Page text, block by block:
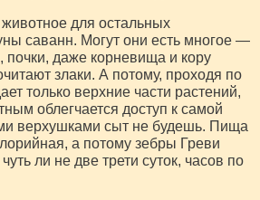
для остальных
саванн. Могут они есть многое —
почки, даже корневища и кору
злаки. А потому, проходя по
только верхние части растений,
облегчается доступ к самой
верхушками сыт не будешь. Пища
а потому зебры Греви
ли не две трети суток, часов по